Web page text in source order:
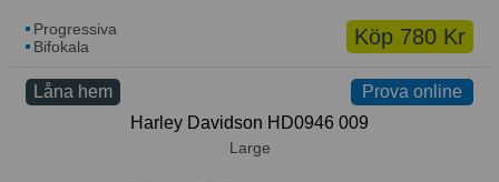
Köp 780 Kr
Progressiva
Bifokala
Prova online
Prova online
Låna hem
Harley Davidson HD0946 009
Large